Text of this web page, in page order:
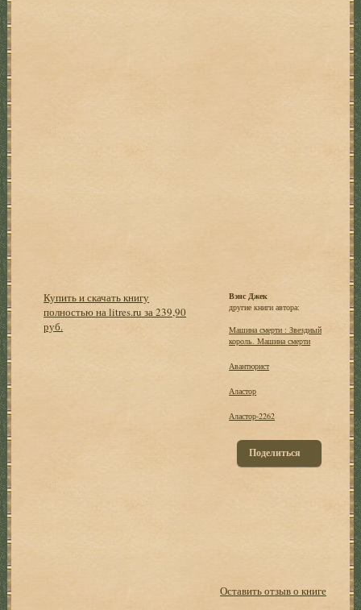
Купить и скачать книгу
полностью на litres.ru за 239,90
руб.
Вэнс Джек
другие книги автора:
Машина смерти : Звездный
король. Машина смерти
Авантюрист
Аластор
Аластор-2262
Поделиться
Оставить отзыв о книге